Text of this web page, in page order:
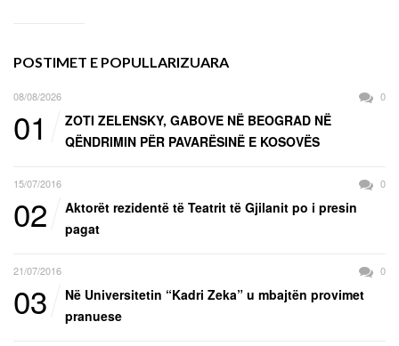
POSTIMET E POPULLARIZUARA
08/08/2026 0
01
ZOTI ZELENSKY, GABOVE NË BEOGRAD NË
QËNDRIMIN PËR PAVARËSINË E KOSOVËS
15/07/2016 0
02
Aktorët rezidentë të Teatrit të Gjilanit po i presin
pagat
21/07/2016 0
03
Në Universitetin “Kadri Zeka” u mbajtën provimet
pranuese